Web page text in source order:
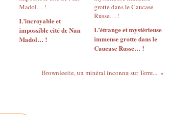
L’incroyable et
impossible cité de Nan
Madol… !
L’étrange et mystérieuse
immense grotte dans le
Caucase Russe… !
Brownleeite, un minéral inconnu sur Terre...